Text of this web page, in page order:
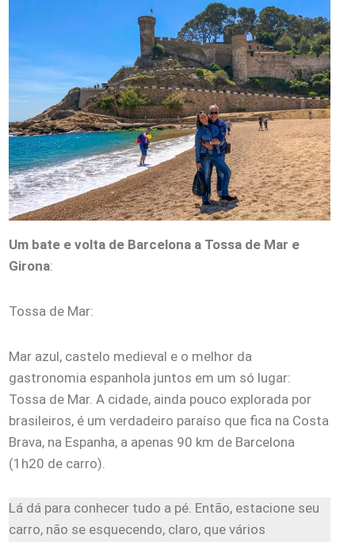
Um bate e volta de Barcelona a Tossa de Mar e
Girona:
Tossa de Mar:
Mar azul, castelo medieval e o melhor da
gastronomia espanhola juntos em um só lugar:
Tossa de Mar. A cidade, ainda pouco explorada por
brasileiros, é um verdadeiro paraíso que fica na Costa
Brava, na Espanha, a apenas 90 km de Barcelona
(1h20 de carro).
Lá dá para conhecer tudo a pé. Então, estacione seu
carro, não se esquecendo, claro, que vários